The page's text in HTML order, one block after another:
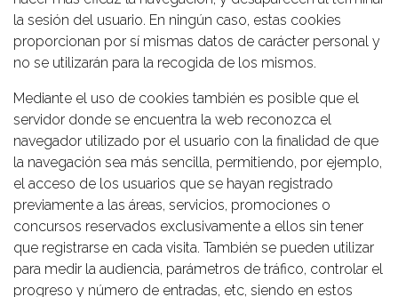
la sesión del usuario. En ningún caso, estas cookies
proporcionan por sí mismas datos de carácter personal y
no se utilizarán para la recogida de los mismos.
Mediante el uso de cookies también es posible que el
servidor donde se encuentra la web reconozca el
navegador utilizado por el usuario con la finalidad de que
la navegación sea más sencilla, permitiendo, por ejemplo,
el acceso de los usuarios que se hayan registrado
previamente a las áreas, servicios, promociones o
concursos reservados exclusivamente a ellos sin tener
que registrarse en cada visita. También se pueden utilizar
para medir la audiencia, parámetros de tráfico, controlar el
progreso y número de entradas, etc, siendo en estos